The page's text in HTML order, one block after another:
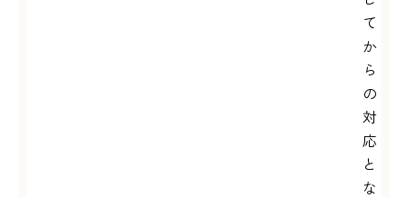
て
か
ら
の
対
応
と
な